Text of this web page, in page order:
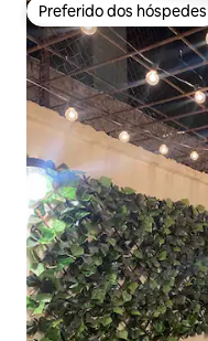
Preferido dos hóspedes
Preferido dos hóspedes